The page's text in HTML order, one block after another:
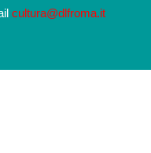
cultura@dlfroma.it